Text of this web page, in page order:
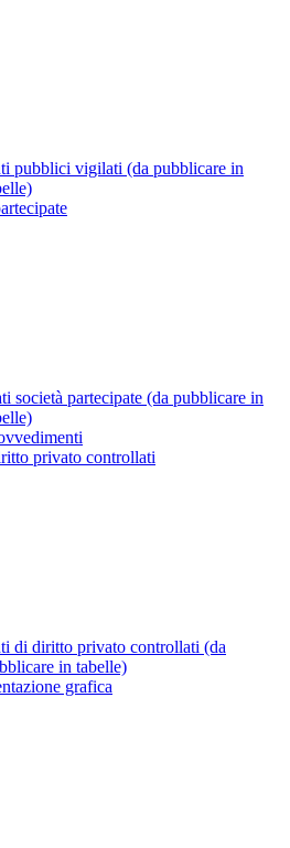
pubblici vigilati (da pubblicare in
società partecipate (da pubblicare in
privato controllati
di diritto privato controllati (da
in tabelle)
grafica